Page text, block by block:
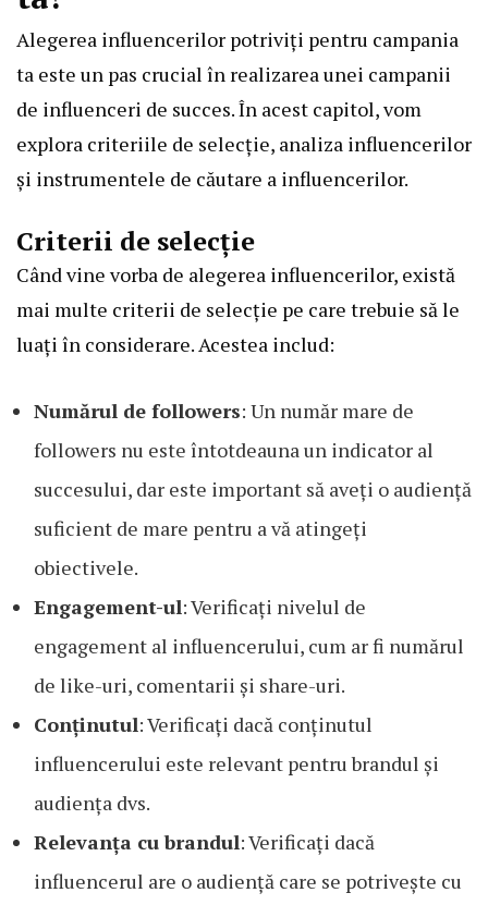
Alegerea influencerilor potriviți pentru campania
ta este un pas crucial în realizarea unei campanii
de influenceri de succes. În acest capitol, vom
explora criteriile de selecție, analiza influencerilor
și instrumentele de căutare a influencerilor.
Criterii de selecție
Când vine vorba de alegerea influencerilor, există
mai multe criterii de selecție pe care trebuie să le
luați în considerare. Acestea includ:
Numărul de followers: Un număr mare de
followers nu este întotdeauna un indicator al
succesului, dar este important să aveți o audiență
suficient de mare pentru a vă atingeți
obiectivele.
Engagement-ul: Verificați nivelul de
engagement al influencerului, cum ar fi numărul
de like-uri, comentarii și share-uri.
Conținutul: Verificați dacă conținutul
influencerului este relevant pentru brandul și
audiența dvs.
Relevanța cu brandul: Verificați dacă
influencerul are o audiență care se potrivește cu